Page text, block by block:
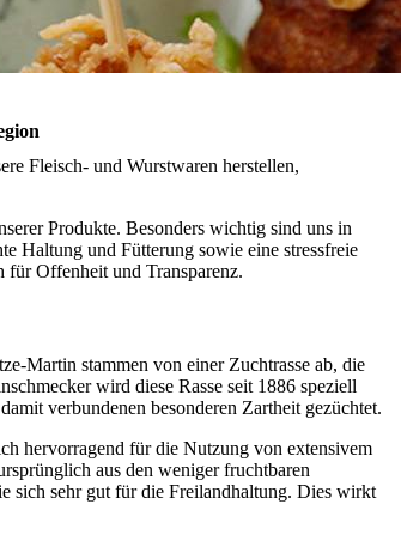
Fleisch- und Wurstwaren herstellen,
Produkte. Besonders wichtig sind uns in
Haltung und Fütterung sowie eine stressfreie
Offenheit und Transparenz.
Martin stammen von einer Zuchtrasse ab, die
wird diese Rasse seit 1886 speziell
verbundenen besonderen Zartheit gezüchtet.
hervorragend für die Nutzung von extensivem
aus den weniger fruchtbaren
sich sehr gut für die Freilandhaltung. Dies wirkt